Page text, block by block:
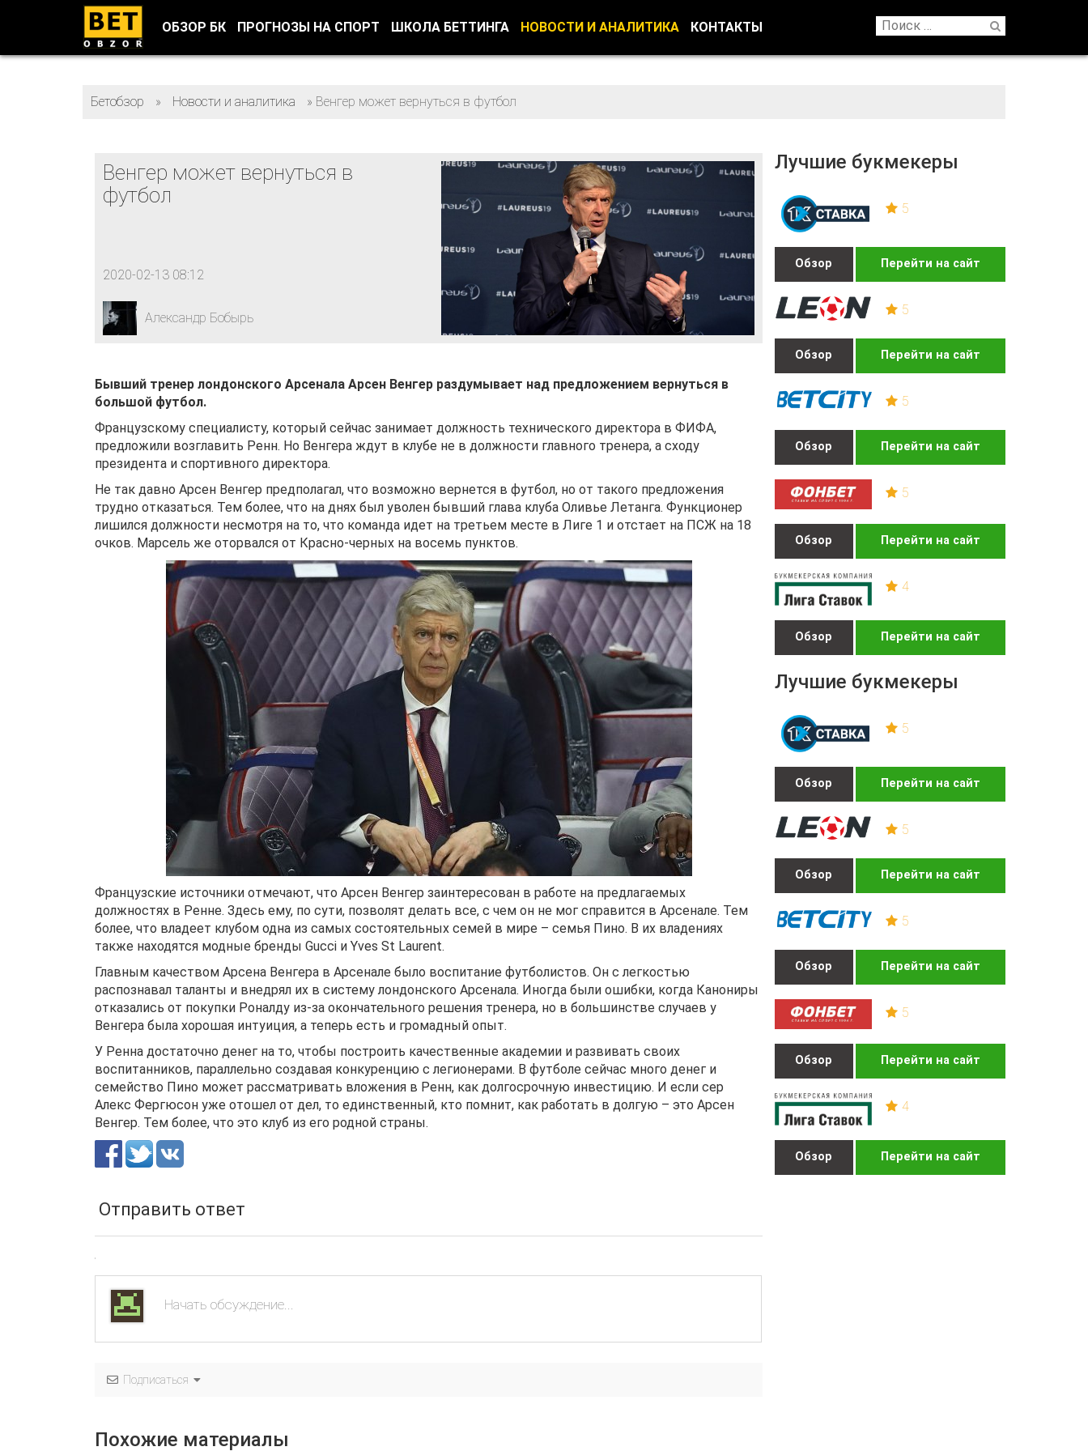
ОБЗОР БК ПРОГНОЗЫ НА СПОРТ ШКОЛА БЕТТИНГА НОВОСТИ И АНАЛИТИКА КОНТАКТЫ
Бетобзор » Новости и аналитика » Венгер может вернуться в футбол
Лучшие букмекеры
5
Обзор Перейти на сайт
5
Обзор Перейти на сайт
5
Обзор Перейти на сайт
5
Обзор Перейти на сайт
4
Обзор Перейти на сайт
Лучшие букмекеры
5
Обзор Перейти на сайт
5
Обзор Перейти на сайт
5
Обзор Перейти на сайт
5
Обзор Перейти на сайт
4
Обзор Перейти на сайт
Венгер может вернуться в
футбол
2020-02-13 08:12
Александр Бобырь
Бывший тренер лондонского Арсенала Арсен Венгер раздумывает над предложением вернуться в
большой футбол.
Французскому специалисту, который сейчас занимает должность технического директора в ФИФА,
предложили возглавить Ренн. Но Венгера ждут в клубе не в должности главного тренера, а сходу
президента и спортивного директора.
Не так давно Арсен Венгер предполагал, что возможно вернется в футбол, но от такого предложения
трудно отказаться. Тем более, что на днях был уволен бывший глава клуба Оливье Летанга. Функционер
лишился должности несмотря на то, что команда идет на третьем месте в Лиге 1 и отстает на ПСЖ на 18
очков. Марсель же оторвался от Красно-черных на восемь пунктов.
Французские источники отмечают, что Арсен Венгер заинтересован в работе на предлагаемых
должностях в Ренне. Здесь ему, по сути, позволят делать все, с чем он не мог справится в Арсенале. Тем
более, что владеет клубом одна из самых состоятельных семей в мире – семья Пино. В их владениях
также находятся модные бренды Gucci и Yves St Laurent.
Главным качеством Арсена Венгера в Арсенале было воспитание футболистов. Он с легкостью
распознавал таланты и внедрял их в систему лондонского Арсенала. Иногда были ошибки, когда Канониры
отказались от покупки Роналду из-за окончательного решения тренера, но в большинстве случаев у
Венгера была хорошая интуиция, а теперь есть и громадный опыт.
У Ренна достаточно денег на то, чтобы построить качественные академии и развивать своих
воспитанников, параллельно создавая конкуренцию с легионерами. В футболе сейчас много денег и
семейство Пино может рассматривать вложения в Ренн, как долгосрочную инвестицию. И если сер
Алекс Фергюсон уже отошел от дел, то единственный, кто помнит, как работать в долгую – это Арсен
Венгер. Тем более, что это клуб из его родной страны.
Отправить ответ
Подписаться
Похожие материалы